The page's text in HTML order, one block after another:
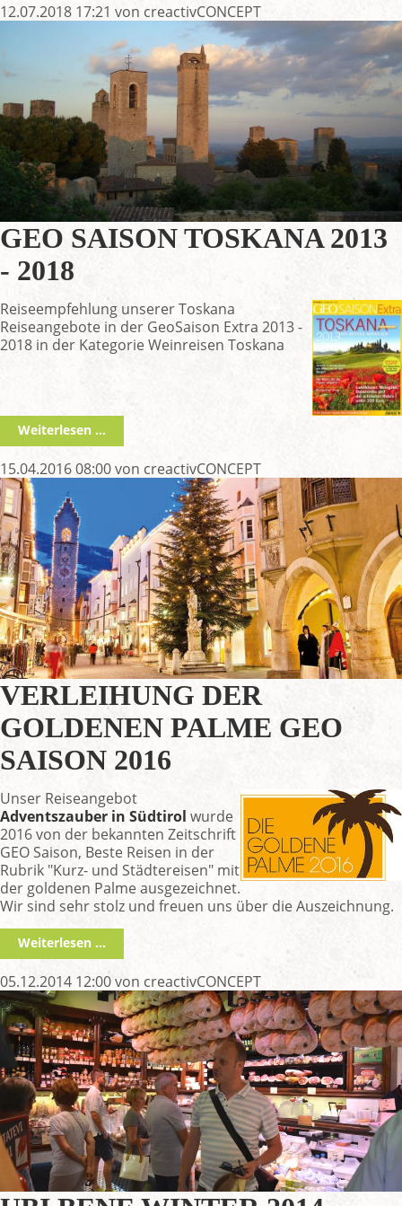
12.07.2018 17:21 von creactivCONCEPT
GEO SAISON TOSKANA 2013
- 2018
Reiseempfehlung unserer Toskana
Reiseangebote in der GeoSaison Extra 2013 -
2018 in der Kategorie Weinreisen Toskana
Weiterlesen …
15.04.2016 08:00von creactivCONCEPT
VERLEIHUNG DER
GOLDENEN PALME GEO
SAISON 2016
Unser Reiseangebot
Adventszauber in Südtirol wurde
2016 von der bekannten Zeitschrift
GEO Saison, Beste Reisen in der
Rubrik "Kurz- und Städtereisen" mit
der goldenen Palme ausgezeichnet.
Wir sind sehr stolz und freuen uns über die Auszeichnung.
Weiterlesen …
05.12.2014 12:00von creactivCONCEPT